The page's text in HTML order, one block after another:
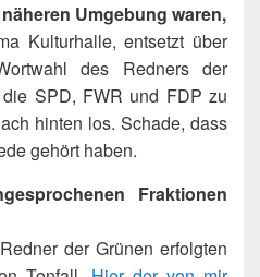
Umgebung waren,
Kulturhalle, entsetzt über
des Redners der
SPD, FWR und FDP zu
hinten los. Schade, dass
gehört haben.
Fraktionen
der Grünen erfolgten